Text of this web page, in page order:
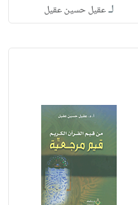
لـعقيل حسين عقيل